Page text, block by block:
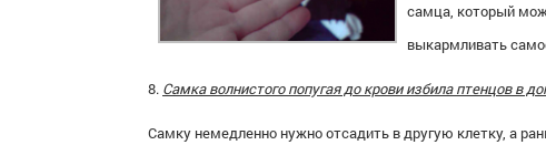
самца, который
выкармливать
8. Самка волнистого попугая до крови избила птенцов в
Самку немедленно нужно отсадить в другую клетку, а